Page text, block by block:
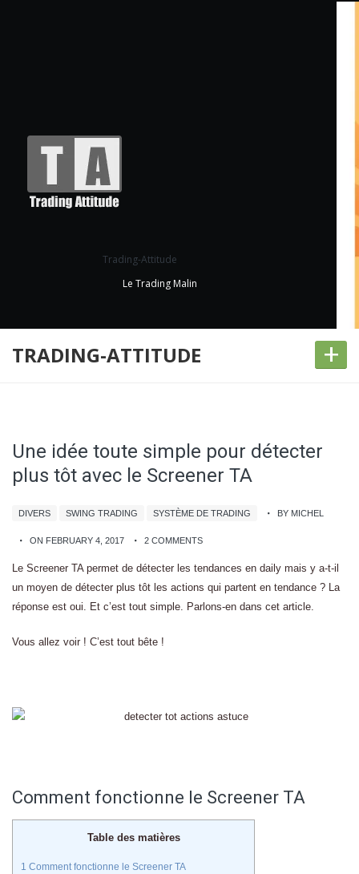
Trading-Attitude
Le Trading Malin
TRADING-ATTITUDE +
Une idée toute simple pour détecter
plus tôt avec le Screener TA
DIVERS SWING TRADING SYSTÈME DE TRADING BY MICHEL
ON FEBRUARY 4, 2017 2 COMMENTS
Le Screener TA permet de détecter les tendances en daily mais y a-t-il
un moyen de détecter plus tôt les actions qui partent en tendance ? La
réponse est oui. Et c’est tout simple. Parlons-en dans cet article.
Vous allez voir ! C’est tout bête !
Comment fonctionne le Screener TA
Table des matières
1 Comment fonctionne le Screener TA